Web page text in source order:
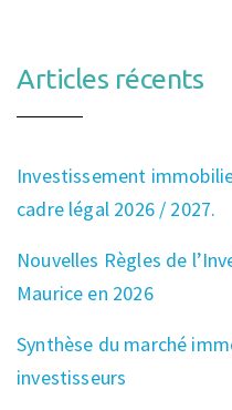
Articles récents
Investissement
cadre légal 2026 / 2027.
Nouvelles Règles de
Maurice en 2026
Synthèse du marché
investisseurs